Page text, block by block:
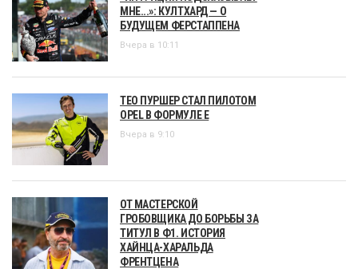
МНЕ...»: КУЛТХАРД — О
БУДУЩЕМ ФЕРСТАППЕНА
Вчера в 10:11
ТЕО ПУРШЕР СТАЛ ПИЛОТОМ
OPEL В ФОРМУЛЕ Е
Вчера в 9:10
ОТ МАСТЕРСКОЙ
ГРОБОВЩИКА ДО БОРЬБЫ ЗА
ТИТУЛ В Ф1. ИСТОРИЯ
ХАЙНЦА-ХАРАЛЬДА
ФРЕНТЦЕНА